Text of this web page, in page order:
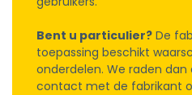
Bent u particulier? De
toepassing beschikt
onderdelen. We raden
contact met de fabrikant